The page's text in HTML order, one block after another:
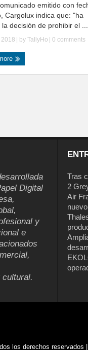
emitido con
Cargolux indica que: "ha
decisión de prohibir el ...
| by TallyHo | 0 comments
Digital
y
e
Tras
2
Air
los derechos reservados